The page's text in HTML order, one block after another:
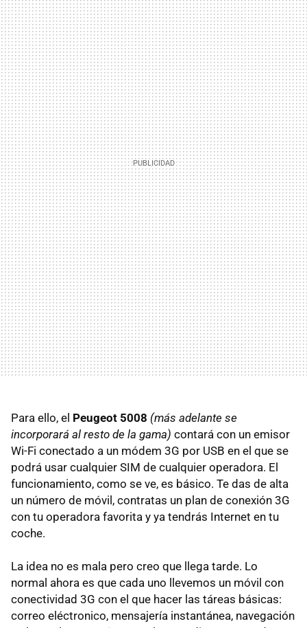
Para ello, el Peugeot 5008 (más adelante se
incorporará al resto de la gama) contará con un emisor
Wi-Fi conectado a un módem 3G por USB en el que se
podrá usar cualquier SIM de cualquier operadora. El
funcionamiento, como se ve, es básico. Te das de alta
un número de móvil, contratas un plan de conexión 3G
con tu operadora favorita y ya tendrás Internet en tu
coche.
La idea no es mala pero creo que llega tarde. Lo
normal ahora es que cada uno llevemos un móvil con
conectividad 3G con el que hacer las táreas básicas:
correo eléctronico, mensajería instantánea, navegación